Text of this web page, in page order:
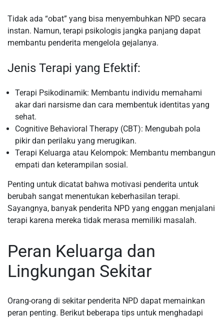
Tidak ada “obat” yang bisa menyembuhkan NPD secara
instan. Namun, terapi psikologis jangka panjang dapat
membantu penderita mengelola gejalanya.
Jenis Terapi yang Efektif:
Terapi Psikodinamik: Membantu individu memahami
akar dari narsisme dan cara membentuk identitas yang
sehat.
Cognitive Behavioral Therapy (CBT): Mengubah pola
pikir dan perilaku yang merugikan.
Terapi Keluarga atau Kelompok: Membantu membangun
empati dan keterampilan sosial.
Penting untuk dicatat bahwa motivasi penderita untuk
berubah sangat menentukan keberhasilan terapi.
Sayangnya, banyak penderita NPD yang enggan menjalani
terapi karena mereka tidak merasa memiliki masalah.
Peran Keluarga dan
Lingkungan Sekitar
Orang-orang di sekitar penderita NPD dapat memainkan
peran penting. Berikut beberapa tips untuk menghadapi